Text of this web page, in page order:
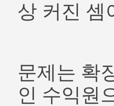
상 커진 셈
문제는 확
인 수익원